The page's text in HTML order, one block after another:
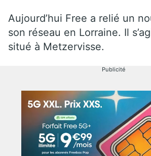
Aujourd’hui Free a relié un
son réseau en Lorraine. Il
situé à Metzervisse.
Publicité